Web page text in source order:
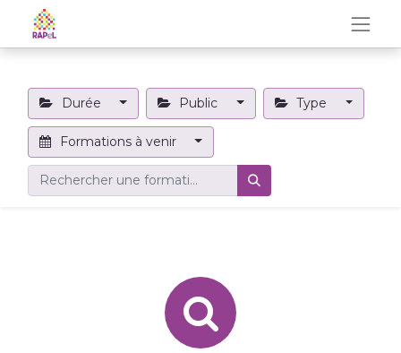
Durée Public Type
Formations à venir